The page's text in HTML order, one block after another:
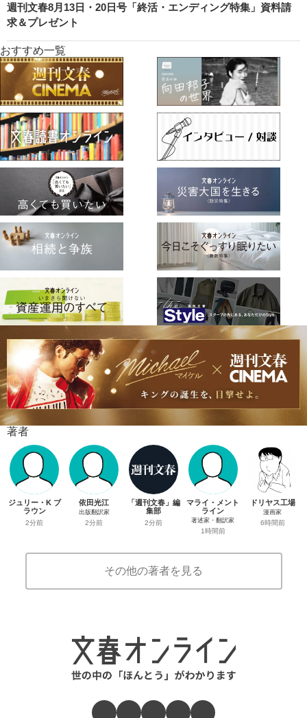
週刊文春8月13日・20日号「終活・エンディング特集」資料請
求＆プレゼント
おすすめ一覧
著者
ジュリー・K ブ
ラウン
2分前
依田光江
出版翻訳家
2分前
「週刊文春」編
集部
2分前
マライ・メント
ライン
著述家・翻訳家
1時間前
ドリヤス工場
漫画家
6時間前
その他の著者を見る